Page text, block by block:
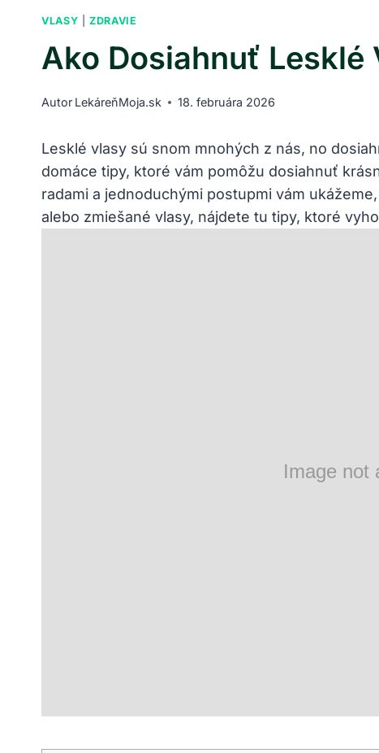
VLASY |ZDRAVIE
Ako Dosiahnuť
Autor LekáreňMoja.sk 18. februára 2026
Lesklé vlasy sú snom mnohých z nás, no
domáce tipy, ktoré vám pomôžu dosiahnuť
radami a jednoduchými postupmi vám
alebo zmiešané vlasy, nájdete tu tipy, ktoré